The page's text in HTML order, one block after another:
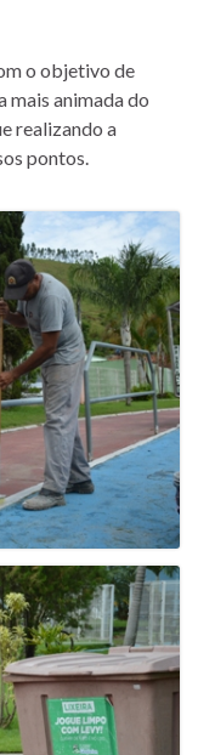
o objetivo de
mais animada do
realizando a
pontos.